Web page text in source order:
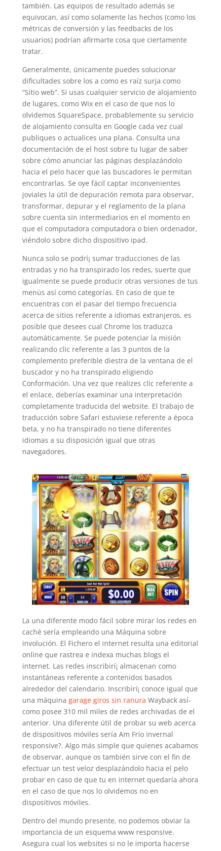
también. Las equipos de resultado además se
equivocan, así­ como solamente las hechos (como los
métricas de conversión y las feedbacks de los
usuarios) podrían afirmarte cosa que ciertamente
tratar.
Generalmente, únicamente puedes solucionar
dificultades sobre los a como es raíz surja como
“Sitio web”. Si usas cualquier servicio de alojamiento
de lugares, como Wix en el caso de que nos lo
olvidemos SquareSpace, probablemente su servicio
de alojamiento consulta en Google cada vez cual
publiques o actualices una plana. Consulta una
documentación de el host sobre tu lugar de saber
sobre cómo anunciar las páginas desplazándolo
hacia el pelo hacer que las buscadores le permitan
encontrarlas. Se oye fácil captar inconvenientes
joviales la útil de depuración remota para observar,
transformar, depurar y el reglamento de la plana
sobre cuenta sin intermediarios en el momento en
que el computadora computadora o bien ordenador,
viéndolo sobre dicho dispositivo ipad.
Nunca solo se podrí¡ sumar traducciones de las
entradas y no ha transpirado los redes, suerte que
igualmente se puede producir otras versiones de tus
menús así­ como categorías. En caso de que te
encuentras con el pasar del tiempo frecuencia
acerca de sitios referente a idiomas extranjeros, es
posible que desees cual Chrome los traduzca
automáticamente. Se puede potenciar la misión
realizando clic referente a las 3 puntos de la
complemento preferible diestra de la ventana de el
buscador y no ha transpirado eligiendo
Conformación. Una vez que realizes clic referente a
el enlace, deberías examinar una interpretación
completamente traducida del website. El trabajo de
traducción sobre Safari estuviese referente a época
beta, y no ha transpirado no tiene diferentes
idiomas a su disposición igual que otras
navegadores.
La una diferente modo fácil sobre mirar los redes en
caché serí­a empleando una Máquina sobre
involución. El Fichero el internet resulta una editorial
online que rastrea e indexa muchas blogs el
internet. Las redes inscribirí¡ almacenan como
instantáneas referente a contenidos basados
alrededor del calendario. Inscribirí¡ conoce igual que
una máquina garage giros sin ranura Wayback así­
como posee 310 mil miles de redes archivadas de el
anterior. Una diferente útil de probar su web acerca
de dispositivos móviles serí­a Am Frí­o invernal
responsive?. Algo más simple que quienes acabamos
de observar, aunque os también sirve con el fin de
efectuar un test veloz desplazándolo hacia el pelo
probar en caso de que tu en internet quedaría ahora
en el caso de que nos lo olvidemos no en
dispositivos móviles.
Dentro del mundo presente, no podemos obviar la
importancia de un esquema www responsive.
Asegura cual los websites si no le importa hacerse